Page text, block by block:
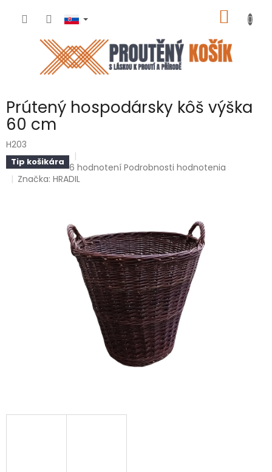
KOŠÍK
Prútený hospodársky kôš výška
60 cm
H203
Tip košikára Priemerné
hodnotenie
z
5
hviezdičiek.
6 hodnotení Podrobnosti hodnotenia
Značka:HRADIL